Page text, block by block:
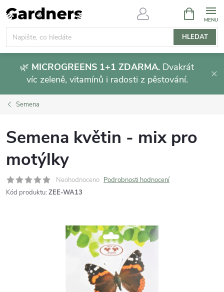
Přejít
na
obsah
HLEDAT
NÁKUPNÍ
KOŠÍK
🌿 MICROGREENS 1+1 ZDARMA. Dvakrát
víc zeleně, vitamínů i radosti z pěstování.
Semena
Semena květin - mix pro
motýlky
Neohodnoceno Podrobnosti hodnocení
Kód produktu: ZEE-WA13